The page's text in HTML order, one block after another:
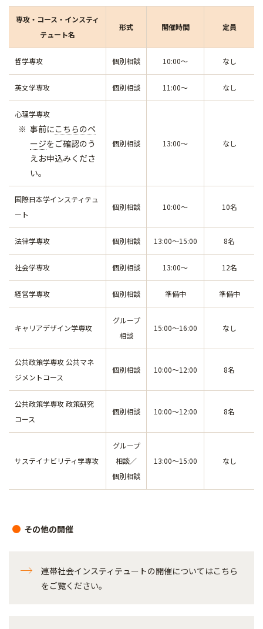
専攻・コース・インスティ
テュート名
形式 開催時間 定員
哲学専攻 個別相談 10:00～ なし
英文学専攻 個別相談 11:00～ なし
心理学専攻
事前にこちらのペ
ージをご確認のう
えお申込みくださ
い。
個別相談 13:00～ なし
国際日本学インスティテュ
ート
個別相談 10:00～ 10名
法律学専攻 個別相談 13:00～15:00 8名
社会学専攻 個別相談 13:00～ 12名
経営学専攻 個別相談 準備中 準備中
キャリアデザイン学専攻
グループ
相談
15:00～16:00 なし
公共政策学専攻 公共マネ
ジメントコース
個別相談 10:00～12:00 8名
公共政策学専攻 政策研究
コース
個別相談 10:00～12:00 8名
サステイナビリティ学専攻
グループ
相談／
個別相談
13:00～15:00 なし
その他の開催
連帯社会インスティテュートの開催についてはこちら
をご覧ください。